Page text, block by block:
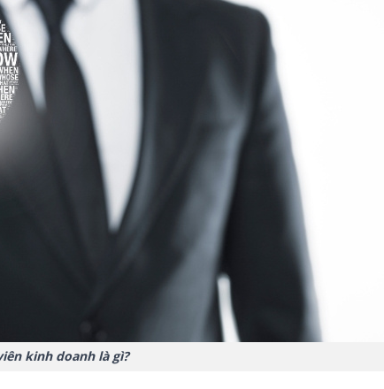
kinh doanh là gì?